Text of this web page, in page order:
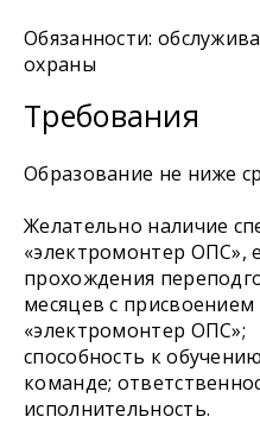
Обязанности:
охраны
Требования
Образование не ниже
Желательно наличие
«электромонтер ОПС»,
прохождения
месяцев с
«электромонтер ОПС»;
способность к
команде;
исполнительность.